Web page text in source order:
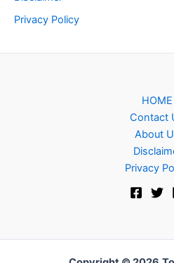
Privacy Policy
HOME
Contact
About
Privacy